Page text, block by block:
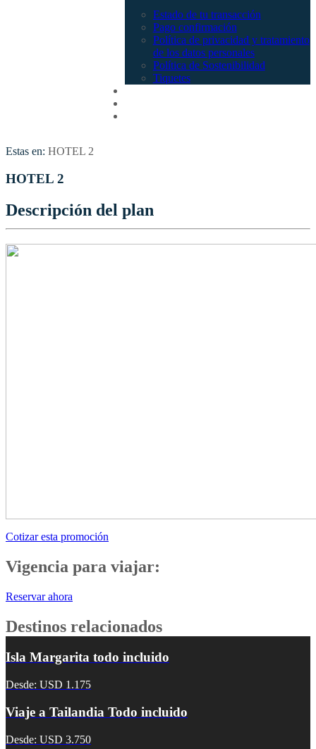
Estado de tu transacción
Pago confirmación
Política de privacidad y tratamiento
de los datos personales
Política de Sostenibilidad
Tiquetes
Estas en: HOTEL 2
HOTEL 2
Descripción del plan
Cotizar esta promoción
Vigencia para viajar:
Reservar ahora
Destinos relacionados
Isla Margarita todo incluido
Desde: USD 1.175
Viaje a Tailandia Todo incluido
Desde: USD 3.750